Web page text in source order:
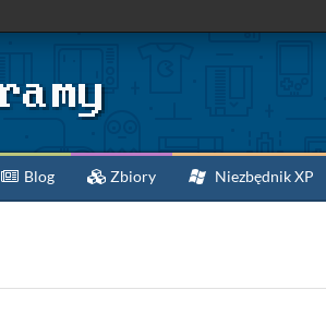
Blog Zbiory Niezbędnik XP